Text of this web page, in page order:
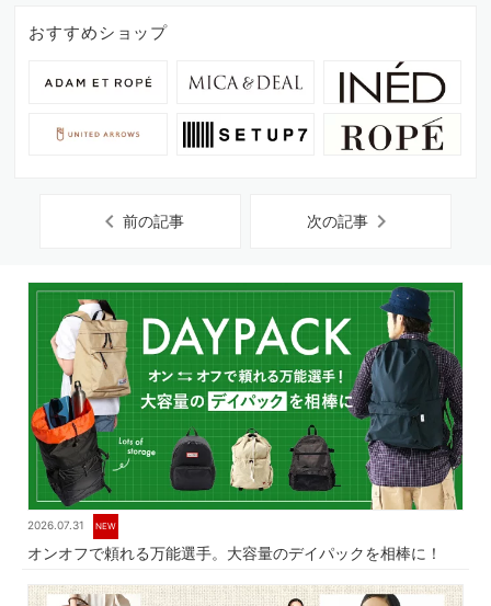
おすすめショップ
chevron_left前の記事 次の記事chevron_right
2026.07.31 NEW
オンオフで頼れる万能選手。大容量のデイパックを相棒に！